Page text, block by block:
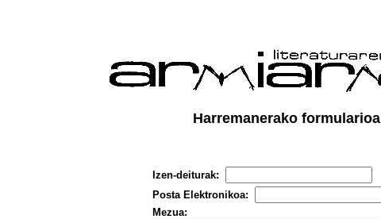
Harremanerako formularioa
Izen-deiturak:
Posta Elektronikoa:
Mezua: